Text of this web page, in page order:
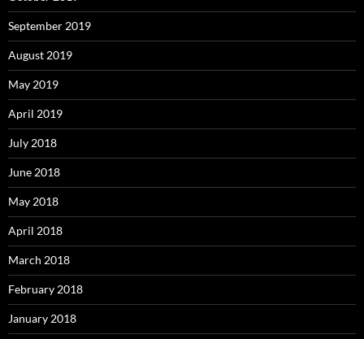
September 2019
August 2019
May 2019
April 2019
July 2018
June 2018
May 2018
April 2018
March 2018
February 2018
January 2018